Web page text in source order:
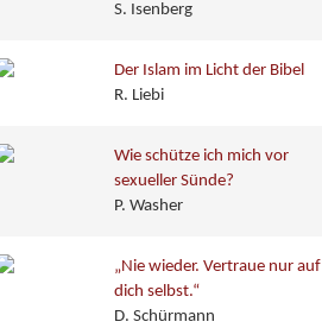
S. Isenberg
Der Islam im Licht der Bibel
R. Liebi
Wie schütze ich mich vor
sexueller Sünde?
P. Washer
„Nie wieder. Vertraue nur auf
dich selbst.“
D. Schürmann